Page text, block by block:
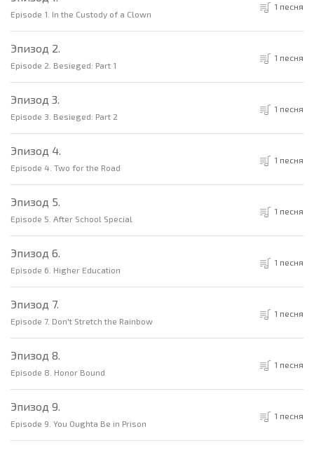
Episode 1. In the Custody of a Clown
1 песня
Эпизод 2.
Episode 2. Besieged: Part 1
1 песня
Эпизод 3.
Episode 3. Besieged: Part 2
1 песня
Эпизод 4.
Episode 4. Two for the Road
1 песня
Эпизод 5.
Episode 5. After School Special
1 песня
Эпизод 6.
Episode 6. Higher Education
1 песня
Эпизод 7.
Episode 7. Don't Stretch the Rainbow
1 песня
Эпизод 8.
Episode 8. Honor Bound
1 песня
Эпизод 9.
Episode 9. You Oughta Be in Prison
1 песня